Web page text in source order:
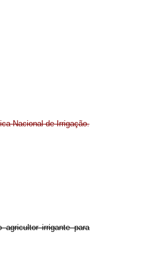
Nacional de Irrigação.
irrigante para